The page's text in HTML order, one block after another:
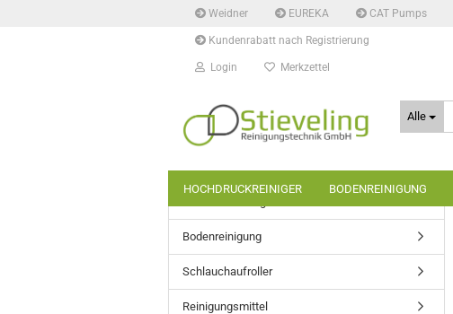
Weidner EUREKA CAT Pumps
Kundenrabatt nach Registrierung
Login Merkzettel
Alle
HOCHDRUCKREINIGER BODENREINIGUNG
Bodenreinigung
Schlauchaufroller
Reinigungsmittel